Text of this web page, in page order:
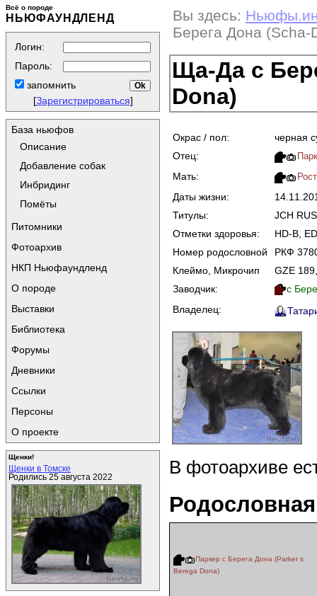
Всё о породе
НЬЮФАУНДЛЕНД
Логин:
Пароль:
запомнить
[Зарегистрироваться]
База ньюфов
Описание
Добавление собак
Инбридинг
Помёты
Питомники
Фотоархив
НКП Ньюфаундленд
О породе
Выставки
Библиотека
Форумы
Дневники
Ссылки
Персоны
О проекте
Щенки!
Щенки в Томске
Родились 25 августа 2022
Вы здесь:
Берега Дона (Scha-
Ща-Да с
Dona)
Окрас / пол:
черная
Отец:
Мать:
Даты жизни:
Титулы:
JCH
Отметки здоровья:
HD-B,
Номер родословной
РКФ
Клеймо, Микрочип
GZE
Заводчик:
с
Владелец:
В фотоархиве
Родословная
Паркер с Берега Дона (Parker s
Berega Dona)